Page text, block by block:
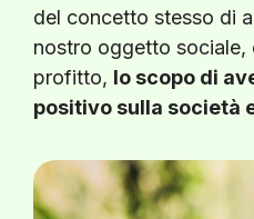
del concetto stesso di
nostro oggetto sociale,
profitto, lo scopo di
positivo sulla società